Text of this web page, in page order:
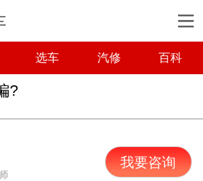
选车 汽修 百科
?
我要咨询